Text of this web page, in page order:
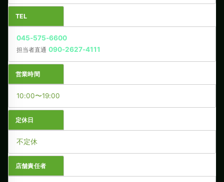
TEL
045-575-6600
担当者直通 090-2627-4111
営業時間
10:00〜19:00
定休日
不定休
店舗責任者